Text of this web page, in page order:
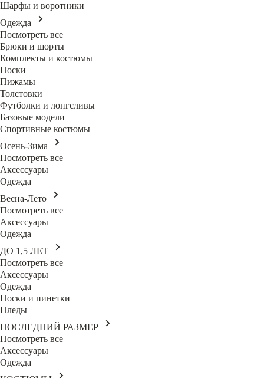
Шарфы и воротники
Одежда
Посмотреть все
Брюки и шорты
Комплекты и костюмы
Носки
Пижамы
Толстовки
Футболки и лонгсливы
Базовые модели
Спортивные костюмы
Осень-Зима
Посмотреть все
Аксессуары
Одежда
Весна-Лето
Посмотреть все
Аксессуары
Одежда
ДО 1,5 ЛЕТ
Посмотреть все
Аксессуары
Одежда
Носки и пинетки
Пледы
ПОСЛЕДНИЙ РАЗМЕР
Посмотреть все
Аксессуары
Одежда